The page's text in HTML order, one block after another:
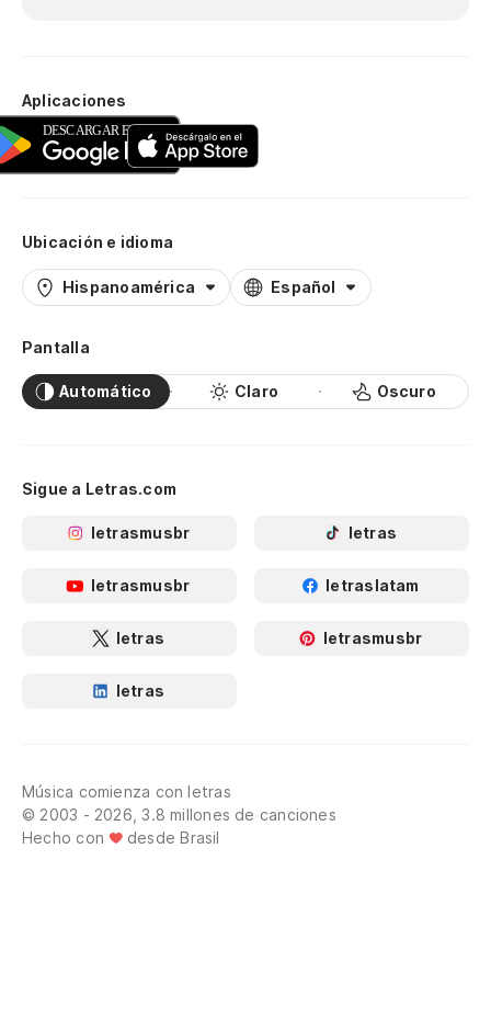
Aplicaciones
Ubicación e idioma
Hispanoamérica Español
Pantalla
Automático Claro Oscuro
Sigue a Letras.com
letrasmusbr letras
letrasmusbr letraslatam
letras letrasmusbr
letras
Música comienza con letras
© 2003 - 2026, 3.8 millones de canciones
Hecho con
desde Brasil